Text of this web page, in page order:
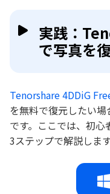
実践：
で写真を
Tenorshare 4DDiG
を無料で復元したい
です。ここでは、初
3ステップで解説します